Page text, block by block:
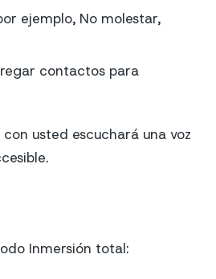
ejemplo, No molestar,
contactos para
usted escuchará una voz
Inmersión total: